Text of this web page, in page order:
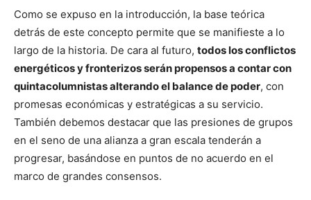
Como se expuso en la introducción, la base teórica
detrás de este concepto permite que se manifieste a lo
largo de la historia. De cara al futuro, todos los conflictos
energéticos y fronterizos serán propensos a contar con
quintacolumnistas alterando el balance de poder, con
promesas económicas y estratégicas a su servicio.
También debemos destacar que las presiones de grupos
en el seno de una alianza a gran escala tenderán a
progresar, basándose en puntos de no acuerdo en el
marco de grandes consensos.